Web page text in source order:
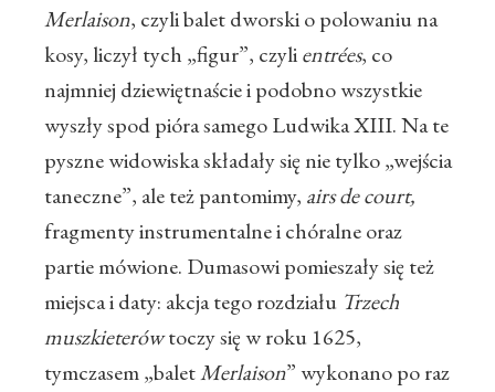
Merlaison, czyli balet dworski o polowaniu na
kosy, liczył tych „figur”, czylientrées, co
najmniej dziewiętnaście i podobno wszystkie
wyszły spod pióra samego Ludwika XIII. Na te
pyszne widowiska składały się nie tylko „wejścia
taneczne”, ale też pantomimy, airs de court,
fragmenty instrumentalne i chóralne oraz
partie mówione. Dumasowi pomieszały się też
miejsca i daty: akcja tego rozdziału Trzech
muszkieterówtoczy się w roku 1625,
tymczasem „baletMerlaison” wykonano po raz